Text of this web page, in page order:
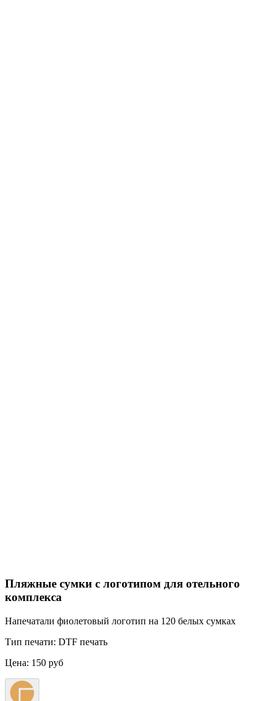
Пляжные сумки с логотипом для отельного
комплекса
Напечатали фиолетовый логотип на 120 белых сумках
Тип печати: DTF печать
Цена: 150 руб